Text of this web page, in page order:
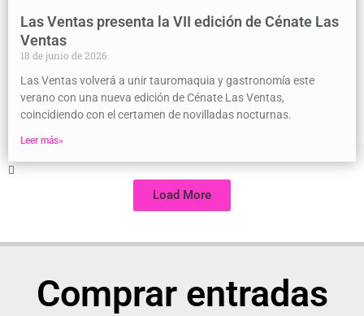
Las Ventas presenta la VII edición de Cénate Las
Ventas
18 de junio de 2026
Las Ventas volverá a unir tauromaquia y gastronomía este
verano con una nueva edición de Cénate Las Ventas,
coincidiendo con el certamen de novilladas nocturnas.
Leer más»
Load More
Comprar entradas